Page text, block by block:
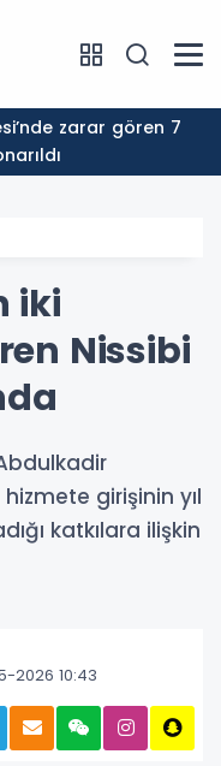
iki
Nissibi
girişinin yıl
katkılara ilişkin
2026 10:43